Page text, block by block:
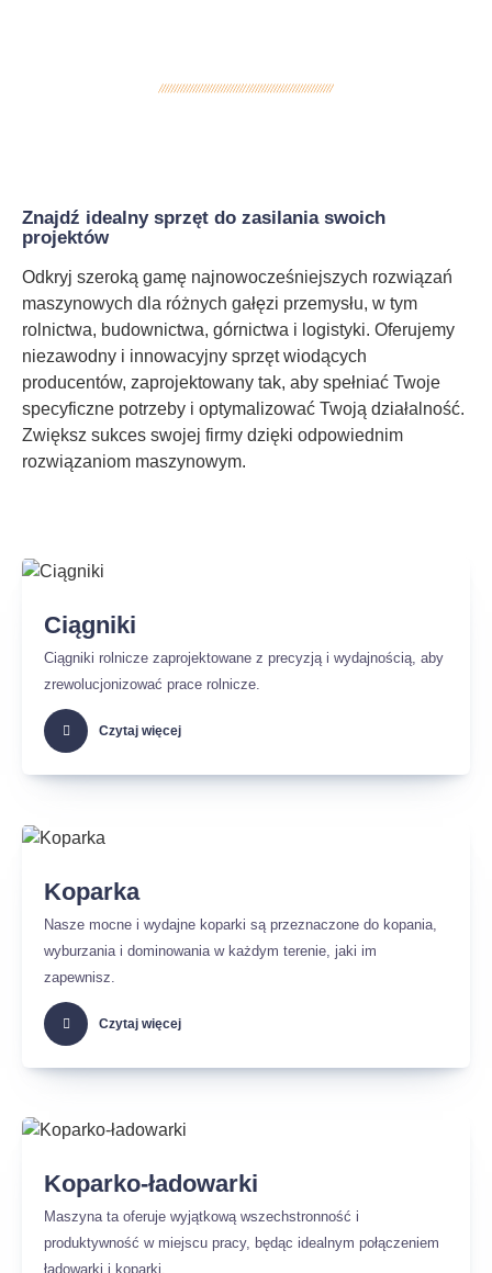
Znajdź idealny sprzęt do zasilania swoich
projektów
Odkryj szeroką gamę najnowocześniejszych rozwiązań
maszynowych dla różnych gałęzi przemysłu, w tym
rolnictwa, budownictwa, górnictwa i logistyki. Oferujemy
niezawodny i innowacyjny sprzęt wiodących
producentów, zaprojektowany tak, aby spełniać Twoje
specyficzne potrzeby i optymalizować Twoją działalność.
Zwiększ sukces swojej firmy dzięki odpowiednim
rozwiązaniom maszynowym.
Ciągniki
Ciągniki rolnicze zaprojektowane z precyzją i wydajnością, aby
zrewolucjonizować prace rolnicze.
Czytaj więcej
Koparka
Nasze mocne i wydajne koparki są przeznaczone do kopania,
wyburzania i dominowania w każdym terenie, jaki im
zapewnisz.
Czytaj więcej
Koparko-ładowarki
Maszyna ta oferuje wyjątkową wszechstronność i
produktywność w miejscu pracy, będąc idealnym połączeniem
ładowarki i koparki.